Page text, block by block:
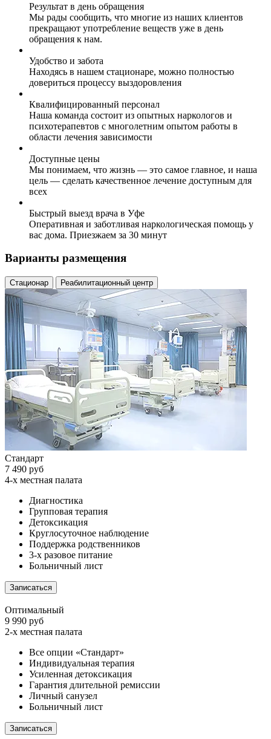
Результат в день обращения
Мы рады сообщить, что многие из наших клиентов
прекращают употребление веществ уже в день
обращения к нам.
Удобство и забота
Находясь в нашем стационаре, можно полностью
довериться процессу выздоровления
Квалифицированный персонал
Наша команда состоит из опытных наркологов и
психотерапевтов с многолетним опытом работы в
области лечения зависимости
Доступные цены
Мы понимаем, что жизнь — это самое главное, и наша
цель — сделать качественное лечение доступным для
всех
Быстрый выезд врача в Уфе
Оперативная и заботливая наркологическая помощь у
вас дома. Приезжаем за 30 минут
Варианты размещения
Стационар Реабилитационный центр
Стандарт
7 490 руб
4-х местная палата
Диагностика
Групповая терапия
Детоксикация
Круглосуточное наблюдение
Поддержка родственников
3-х разовое питание
Больничный лист
Записаться
Оптимальный
9 990 руб
2-х местная палата
Все опции «Стандарт»
Индивидуальная терапия
Усиленная детоксикация
Гарантия длительной ремиссии
Личный санузел
Больничный лист
Записаться